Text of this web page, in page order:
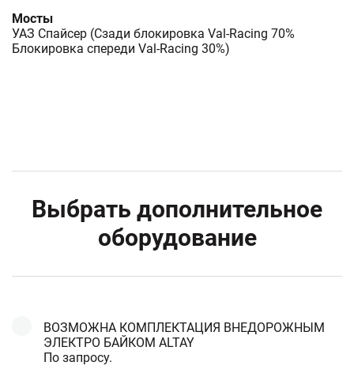
Мосты
УАЗ Спайсер (Сзади блокировка Val-Racing 70%
Блокировка спереди Val-Racing 30%)
Выбрать дополнительное
оборудование
ВОЗМОЖНА КОМПЛЕКТАЦИЯ ВНЕДОРОЖНЫМ
ЭЛЕКТРО БАЙКОМ ALTAY
По запросу.